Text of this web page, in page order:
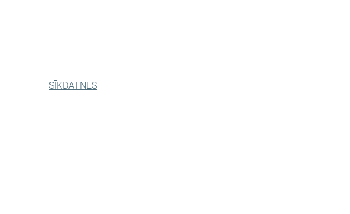
SĪKDATNES